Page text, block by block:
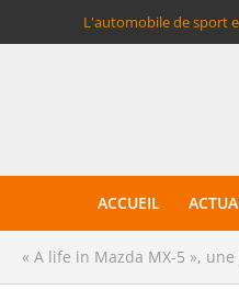
L'automobile de sport
ACCUEIL
« A life in Mazda MX-5 »,